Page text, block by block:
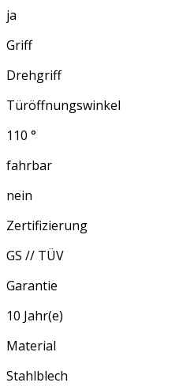
ja
Griff
Drehgriff
Türöffnungswinkel
110 °
fahrbar
nein
Zertifizierung
GS // TÜV
Garantie
10 Jahr(e)
Material
Stahlblech